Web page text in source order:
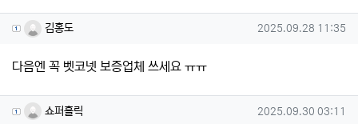
김홍도님의 댓글
김홍도 작성일
2025.09.28 11:35
다음엔 꼭 벳코넷 보증업체 쓰세요 ㅠㅠ
쇼퍼홀릭님의 댓글
쇼퍼홀릭 작성일
2025.09.30 03:11